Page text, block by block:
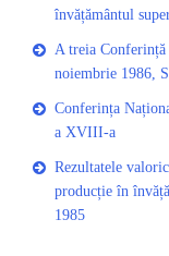
învățământul
A treia
noiembrie 1986,
Conferința
a XVIII-a
Rezultatele
producție în
1985